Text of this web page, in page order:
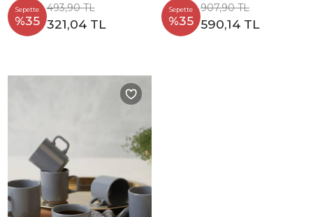
Sepette
%35
493,90 TL
321,04 TL
Sepette
%35
907,90 TL
590,14 TL